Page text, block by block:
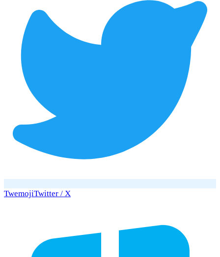
TwemojiTwitter / X